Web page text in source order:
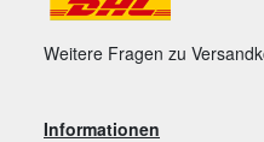
Weitere Fragen zu
Informationen